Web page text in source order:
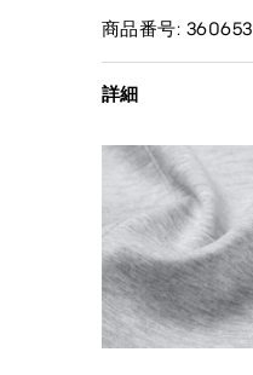
商品番号: 360653
詳細